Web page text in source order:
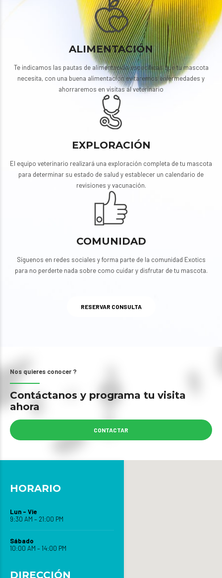
ALIMENTACIÓN
Te indicamos las pautas de alimentación específicas que tu mascota
necesita, con una buena alimentación evitaremos enfermedades y
ahorraremos en visitas al veterinario
EXPLORACIÓN
El equipo veterinario realizará una exploración completa de tu mascota
para determinar su estado de salud y establecer un calendario de
revisiones y vacunación.
COMUNIDAD
Síguenos en redes sociales y forma parte de la comunidad Exotics
para no perderte nada sobre como cuidar y disfrutar de tu mascota.
RESERVAR CONSULTA
Nos quieres conocer ?
Contáctanos y programa tu visita
ahora
CONTACTAR
HORARIO
Lun – Vie
9:30 AM – 21:00 PM
Sábado
10:00 AM – 14:00 PM
DIRECCIÓN